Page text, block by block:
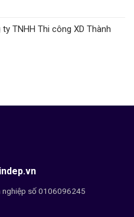
TNHH Thi công XD Thành
nghiệp số 0106096245